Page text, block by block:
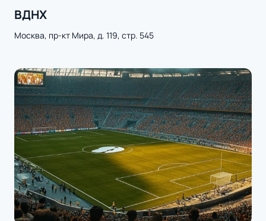
ВДНХ
Москва, пр-кт Мира, д. 119, стр. 545